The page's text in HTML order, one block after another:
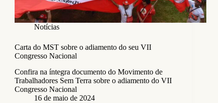
Notícias
Carta do MST sobre o adiamento do seu VII
Congresso Nacional
Confira na íntegra documento do Movimento de
Trabalhadores Sem Terra sobre o adiamento do VII
Congresso Nacional
16 de maio de 2024